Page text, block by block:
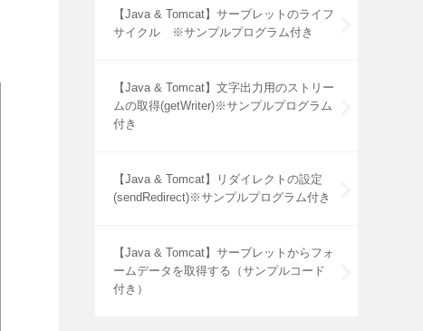
【Java & Tomcat】サーブレットのライフ
サイクル ※サンプルプログラム付き
【Java & Tomcat】文字出力用のストリー
ムの取得(getWriter)※サンプルプログラム
付き
【Java & Tomcat】リダイレクトの設定
(sendRedirect)※サンプルプログラム付き
【Java & Tomcat】サーブレットからフォ
ームデータを取得する（サンプルコード
付き）